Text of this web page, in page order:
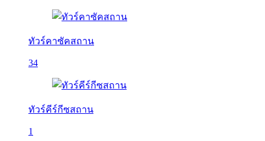
ทัวร์คาซัคสถาน
34
ทัวร์คีร์กีซสถาน
1